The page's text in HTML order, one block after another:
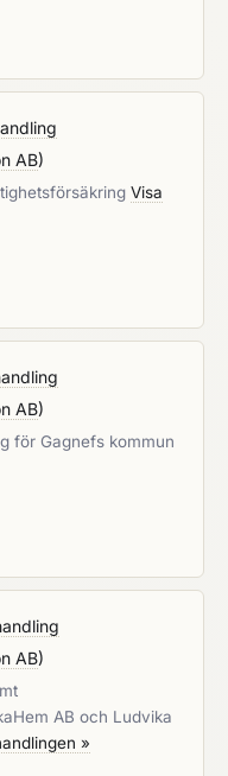
AB)
Visa
AB)
för Gagnefs kommun
AB)
AB och Ludvika
»